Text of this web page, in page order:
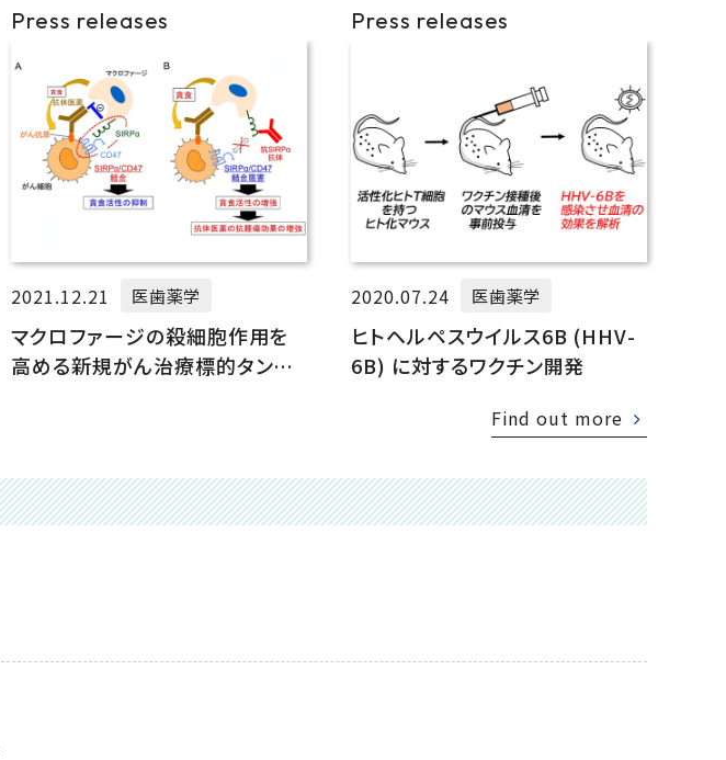
Press releases
2021.12.21 医歯薬学
マクロファージの殺細胞作用を
高める新規がん治療標的タンパ
Press releases
2020.07.24 医歯薬学
ヒトヘルペスウイルス6B (HHV-
6B) に対するワクチン開発
Find out more